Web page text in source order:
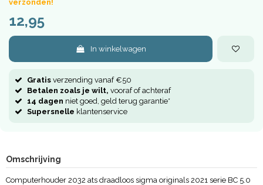
verzonden!
12,95
In winkelwagen
Gratis verzending vanaf €50
Betalen zoals je wilt, vooraf of achteraf
14 dagen niet goed, geld terug garantie*
Supersnelle klantenservice
Omschrijving
Computerhouder 2032 ats draadloos sigma originals 2021 serie BC 5.0